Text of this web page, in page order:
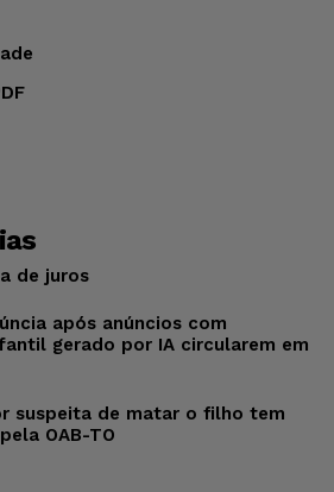
de juros
após anúncios com
gerado por IA circularem em
suspeita de matar o filho tem
OAB-TO